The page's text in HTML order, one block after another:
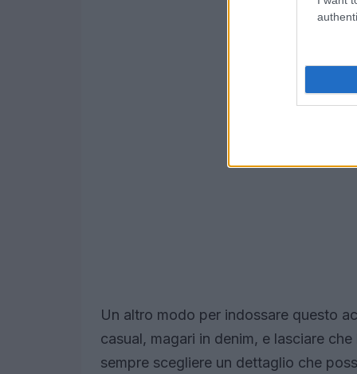
Un altro modo per indossare questo
casual, magari in denim, e lasciare
sempre scegliere un dettaglio che